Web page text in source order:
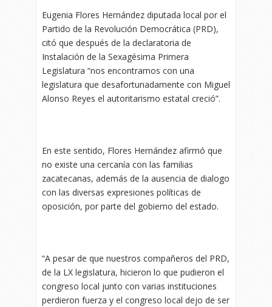
Eugenia Flores Hernández diputada local por el
Partido de la Revolución Democrática (PRD),
citó que después de la declaratoria de
Instalación de la Sexagésima Primera
Legislatura “nos encontramos con una
legislatura que desafortunadamente con Miguel
Alonso Reyes el autoritarismo estatal creció”.
En este sentido, Flores Hernández afirmó que
no existe una cercanía con las familias
zacatecanas, además de la ausencia de dialogo
con las diversas expresiones políticas de
oposición, por parte del gobierno del estado.
“A pesar de que nuestros compañeros del PRD,
de la LX legislatura, hicieron lo que pudieron el
congreso local junto con varias instituciones
perdieron fuerza y el congreso local dejo de ser